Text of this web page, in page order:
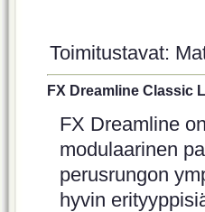
Toimitustavat:
FX Dreamline Classic
FX Dreamline
modulaarinen
perusrungon
hyvin